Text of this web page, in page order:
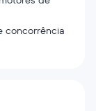
concorrência